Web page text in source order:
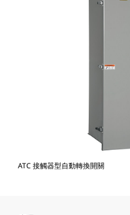
ATC 接觸器型自動轉換開關